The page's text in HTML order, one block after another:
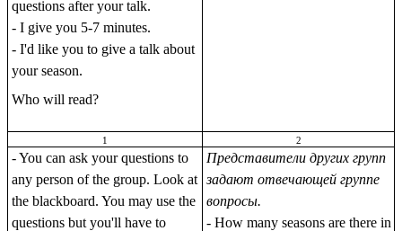
questions after your talk.
- I give you 5-7 minutes.
- I'd like you to give a talk about
your season.
Who will read?
1 2
- You can ask your questions to
any person of the group. Look at
the blackboard. You may use the
questions but you'll have to
Представители других групп
задают отвечающей группе
вопросы.
- How many seasons are there in